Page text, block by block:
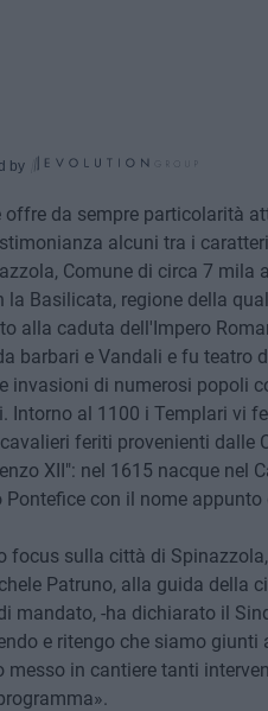
by
da sempre particolarità
alcuni tra i
Comune di circa 7 mila
Basilicata, regione della
alla caduta dell'Impero
barbari e Vandali e fu teatro
invasioni di numerosi popoli
Intorno al 1100 i Templari vi
feriti provenienti dalle
XII": nel 1615 nacque nel
con il nome appunto
focus sulla città di
Patruno, alla guida della
mandato, -ha dichiarato il
e ritengo che siamo giunti
in cantiere tanti